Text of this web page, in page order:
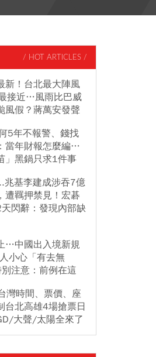
/ HOT ARTICLES /
新！台北最大陣風
接近…風雨比巴威
風假？蔣萬安發聲
5年不報警、錢找
當年財報怎麼編…
」黑鍋只求1件事
兆基李建成涉吞7億
遭羈押禁見！宏碁
閃辭：發現內部缺
…中國出入境新規
小心「有去無
注意：前例在這
灣時間、票價、座
台北高雄4場搶票日
大聲/太陽全來了